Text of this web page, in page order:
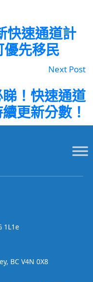
快速通道計
先移民
Next Post
睇！快速通道
更新分數！
1L1e
BC V4N 0X8